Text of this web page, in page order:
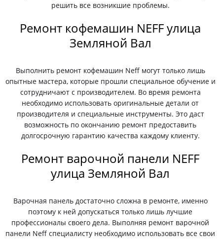
решить все возникшие проблемы.
Ремонт кофемашин NEFF улица
Земляной Вал
Выполнить ремонт кофемашин Neff могут только лишь
опытные мастера, которые прошли специальное обучение и
сотрудничают с производителем. Во время ремонта
необходимо использовать оригинальные детали от
производителя и специальные инструменты. Это даст
возможность по окончанию ремонт предоставить
долгосрочную гарантию качества каждому клиенту.
Ремонт варочной панели NEFF
улица Земляной Вал
Варочная панель достаточно сложна в ремонте, именно
поэтому к ней допускаться только лишь лучшие
профессионалы своего дела. Выполняя ремонт варочной
панели Neff специалисту необходимо использовать все свои